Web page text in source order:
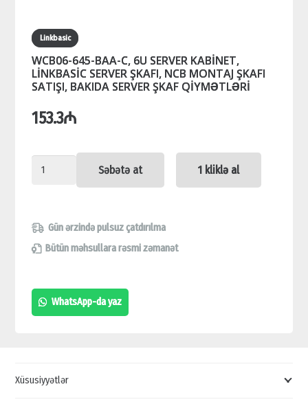
Linkbasic
WCB06-645-BAA-C, 6U SERVER KABİNET,
LİNKBASİC SERVER ŞKAFI, NCB MONTAJ ŞKAFI
SATIŞI, BAKIDA SERVER ŞKAF QİYMƏTLƏRİ
153.3₼
WCB06-
C,
6U
KABİNET,
LİNKBASİC
Səbətə at 1 kliklə al
Gün ərzində pulsuz çatdırılma
Bütün məhsullara rəsmi zəmanət
WhatsApp-da yaz
Xüsusiyyətlər